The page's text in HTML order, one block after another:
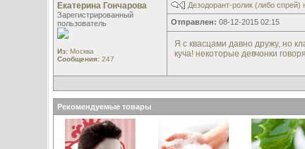
Екатерина Гончарова
Зарегистрированный
пользователь
Из:Москва
Сообщения:247
Дезодорант-ролик (либо спрей)
Отправлен: 08-12-2015 02:15
Я с квасцами давно дружу, но
куча! некоторые девчонки
Рекомендуемые товары